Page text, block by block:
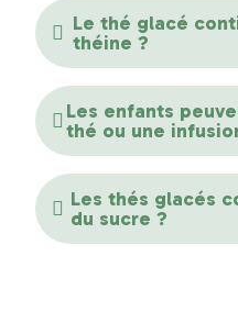
Le thé glacé
théine ?
Les enfants
thé ou une
Les thés glacés
du sucre ?